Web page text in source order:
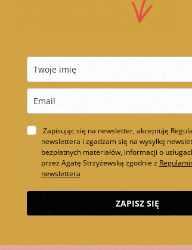
Zapisując się na newsletter, akceptuję
newslettera i zgadzam się na wysyłkę
bezpłatnych materiałów, informacji o
przez Agatę Strzyżewską zgodnie z
newslettera
ZAPISZ SIĘ